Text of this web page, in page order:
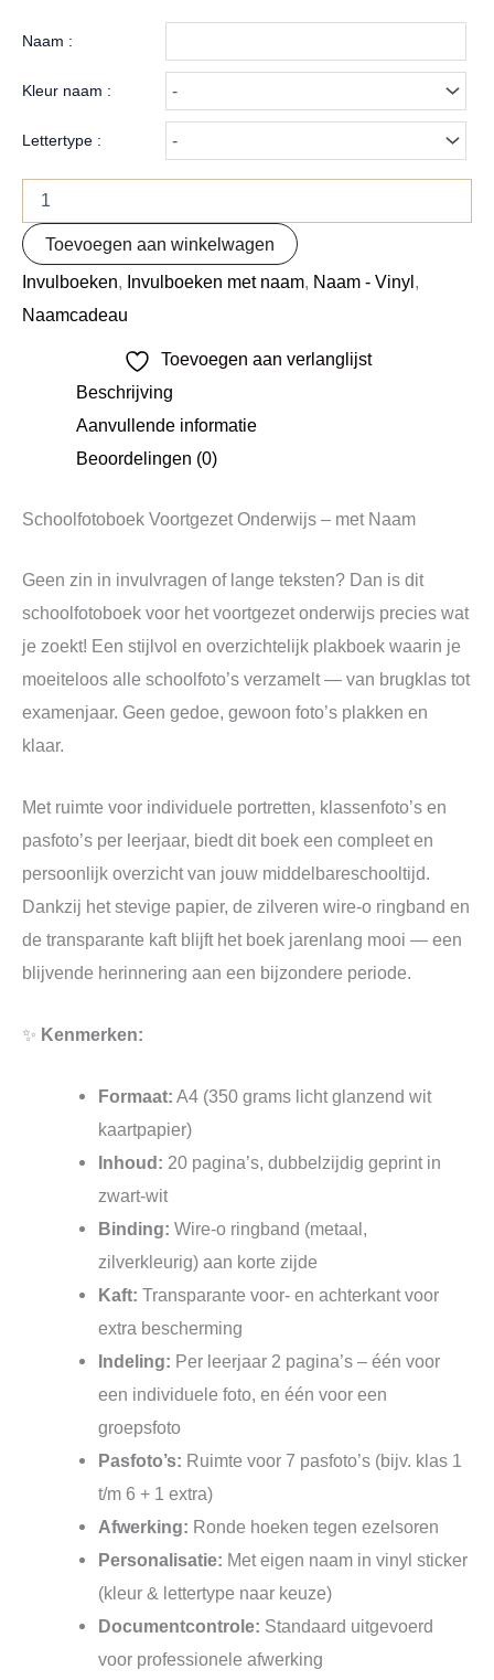
Naam :
Kleur naam :
Lettertype :
Toevoegen aan winkelwagen
Invulboeken, Invulboeken met naam, Naam - Vinyl ,
Naamcadeau
Toevoegen aan verlanglijst
Beschrijving
Aanvullende informatie
Beoordelingen (0)
Schoolfotoboek Voortgezet Onderwijs – met Naam
Geen zin in invulvragen of lange teksten? Dan is dit
schoolfotoboek voor het voortgezet onderwijs precies wat
je zoekt! Een stijlvol en overzichtelijk plakboek waarin je
moeiteloos alle schoolfoto’s verzamelt — van brugklas tot
examenjaar. Geen gedoe, gewoon foto’s plakken en
klaar.
Met ruimte voor individuele portretten, klassenfoto’s en
pasfoto’s per leerjaar, biedt dit boek een compleet en
persoonlijk overzicht van jouw middelbareschooltijd.
Dankzij het stevige papier, de zilveren wire-o ringband en
de transparante kaft blijft het boek jarenlang mooi — een
blijvende herinnering aan een bijzondere periode.
✨ Kenmerken:
Formaat: A4 (350 grams licht glanzend wit
kaartpapier)
Inhoud: 20 pagina’s, dubbelzijdig geprint in
zwart-wit
Binding: Wire-o ringband (metaal,
zilverkleurig) aan korte zijde
Kaft: Transparante voor- en achterkant voor
extra bescherming
Indeling: Per leerjaar 2 pagina’s – één voor
een individuele foto, en één voor een
groepsfoto
Pasfoto’s: Ruimte voor 7 pasfoto’s (bijv. klas 1
t/m 6 + 1 extra)
Afwerking: Ronde hoeken tegen ezelsoren
Personalisatie: Met eigen naam in vinyl sticker
(kleur & lettertype naar keuze)
Documentcontrole: Standaard uitgevoerd
voor professionele afwerking